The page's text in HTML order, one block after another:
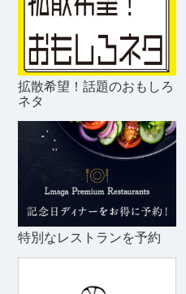
拡散希望！話題のおもしろ
ネタ
特別なレストランを予約